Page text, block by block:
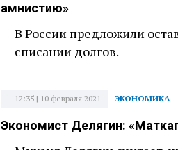
амнистию»
В России предложили
списании долгов.
ЭКОНОМИКА
12:35 | 10 февраля 2021
Экономист Делягин: